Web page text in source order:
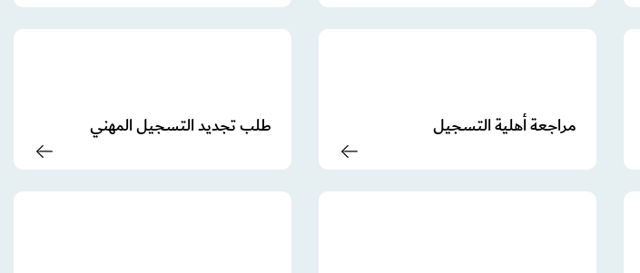
مراجعة أهلية التسجيل طلب تجديد التسجيل المهني